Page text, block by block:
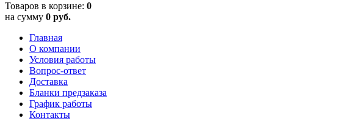
Товаров в корзине: 0
на сумму 0 руб.
Главная
О компании
Условия работы
Вопрос-ответ
Доставка
Бланки предзаказа
График работы
Контакты